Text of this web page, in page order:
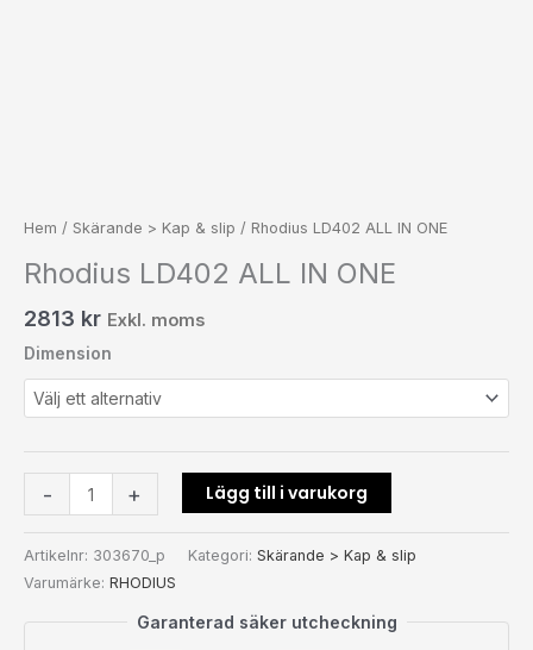
Hem / Skärande > Kap & slip / Rhodius LD402 ALL IN ONE
Rhodius LD402 ALL IN ONE
2813 kr Exkl. moms
Dimension
- + Lägg till i varukorg
Artikelnr: 303670_p Kategori: Skärande > Kap & slip
Varumärke: RHODIUS
Garanterad säker utcheckning